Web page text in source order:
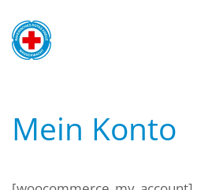
Zum Hauptinhalt springen
Mein Konto